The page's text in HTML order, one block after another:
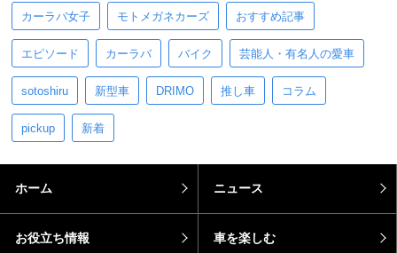
カーラバ女子 モトメガネカーズ おすすめ記事
エピソード カーラバ バイク 芸能人・有名人の愛車
sotoshiru 新型車 DRIMO 推し車 コラム
pickup 新着
ホーム ニュース
お役立ち情報 車を楽しむ